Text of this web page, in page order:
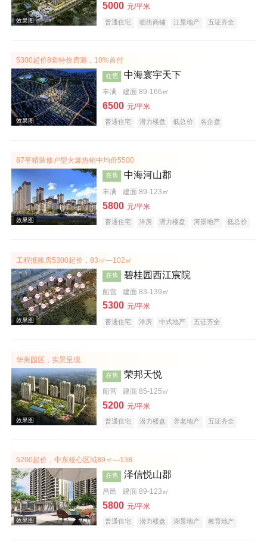
效果图
效果图
5000 元/平米
普通住宅 临街商铺 江景地产 五证齐全
5300起价8套特价房源，10%首付
效果图
在售 中海寰宇天下
丰满 建面 89-166㎡
6500 元/平米
普通住宅 潜力楼盘 低总价
名企盘
87平精装修户型火爆热销中均价5500
效果图
在售 中海河山郡
丰满 建面 89-123㎡
5800 元/平米
普通住宅 洋房 潜力楼盘 河景地产
低总价
工程抵账房5300起价，83㎡—102㎡
在售 碧桂园西江宸院
船营 建面 83-139㎡
5300 元/平米
普通住宅 洋房 中式地产 五证齐全
华美园区，实景呈现
在售 荣邦天悦
船营 建面 85-125㎡
5200 元/平米
普通住宅 潜力楼盘 养老地产 五证齐全
5200起价，中东核心区域89㎡—138
在售 泽信悦山郡
昌邑 建面 89-123㎡
5800 元/平米
普通住宅 潜力楼盘 湖景地产
教育地产